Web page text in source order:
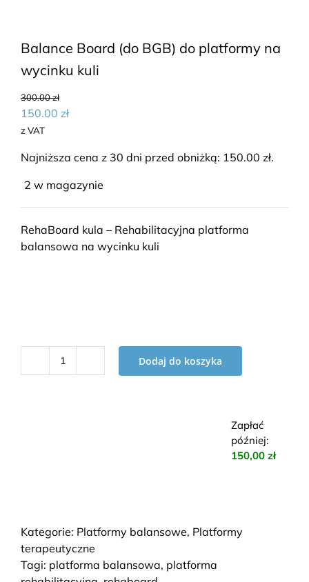
Balance Board (do BGB) do platformy na
wycinku kuli
300.00zł
150.00 zł
z VAT
Najniższa cena z 30 dni przed obniżką: 150.00 zł.
2 w magazynie
RehaBoard kula – Rehabilitacyjna platforma
balansowa na wycinku kuli
ilość
Dodaj do koszyka
Zapłać
później:
150,00 zł
Kategorie: Platformy balansowe, Platformy
terapeutyczne
Tagi: platforma balansowa, platforma